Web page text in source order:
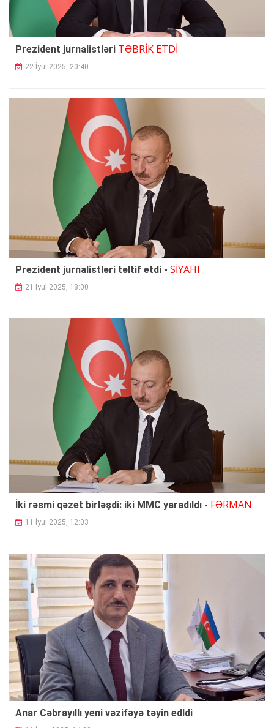
Prezident jurnalistləri TƏBRİK ETDİ
22 İyul 2025, 20:40
Prezident jurnalistləri təltif etdi - SİYAHI
21 İyul 2025, 18:00
İki rəsmi qəzet birləşdi: iki MMC yaradıldı - FƏRMAN
11 İyul 2025, 12:03
Anar Cəbrayıllı yeni vəzifəyə təyin edldi